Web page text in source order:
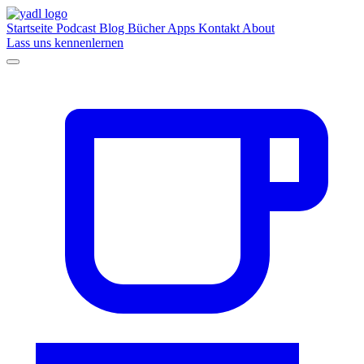
Startseite Podcast Blog BücherApps Kontakt About
Lass uns kennenlernen